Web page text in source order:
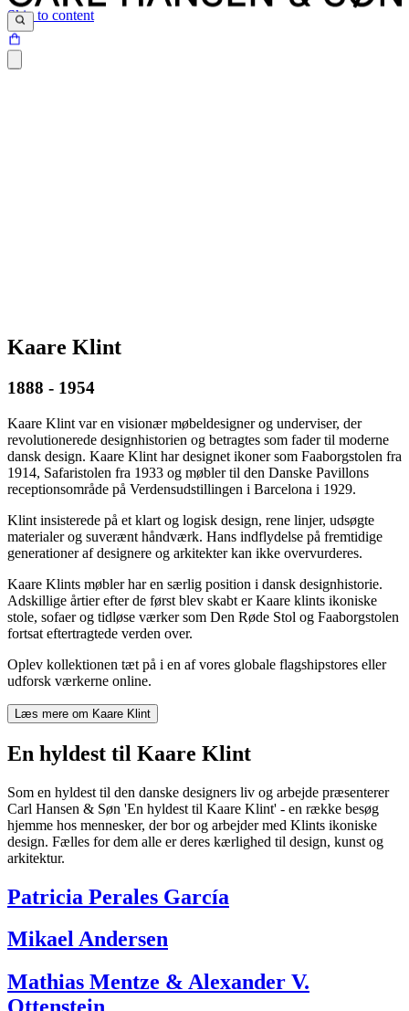
Skip to content
Kaare Klint
1888 - 1954
Kaare Klint var en visionær møbeldesigner og underviser, der
revolutionerede designhistorien og betragtes som fader til moderne
dansk design. Kaare Klint har designet ikoner som Faaborgstolen fra
1914, Safaristolen fra 1933 og møbler til den Danske Pavillons
receptionsområde på Verdensudstillingen i Barcelona i 1929.
Klint insisterede på et klart og logisk design, rene linjer, udsøgte
materialer og suverænt håndværk. Hans indflydelse på fremtidige
generationer af designere og arkitekter kan ikke overvurderes.
Kaare Klints møbler har en særlig position i dansk designhistorie.
Adskillige årtier efter de først blev skabt er Kaare klints ikoniske
stole, sofaer og tidløse værker som Den Røde Stol og Faaborgstolen
fortsat eftertragtede verden over.
Oplev kollektionen tæt på i en af vores globale flagshipstores eller
udforsk værkerne online.
Læs mere om Kaare Klint
En hyldest til Kaare Klint
Som en hyldest til den danske designers liv og arbejde præsenterer
Carl Hansen & Søn 'En hyldest til Kaare Klint' - en række besøg
hjemme hos mennesker, der bor og arbejder med Klints ikoniske
design. Fælles for dem alle er deres kærlighed til design, kunst og
arkitektur.
Patricia Perales García
Mikael Andersen
Mathias Mentze & Alexander V.